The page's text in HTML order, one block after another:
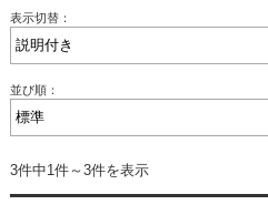
表示切替：
並び順：
3件中1件～3件を表示